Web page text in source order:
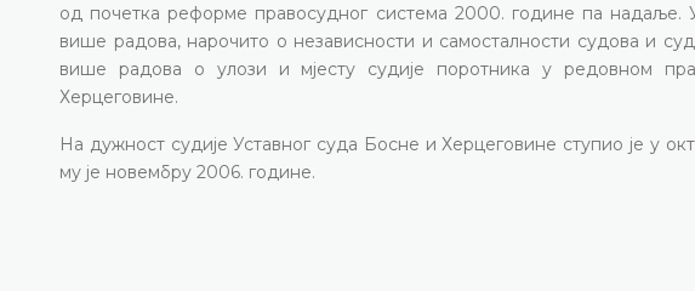
од почетка реформе правосудног система 2000. године па надаље.
више радова, нарочито о независности и самосталности судова и
више радова о улози и мјесту судије поротника у редовном
Херцеговине.
На дужност судије Уставног суда Босне и Херцеговине ступио је у
му је новембру 2006. године.